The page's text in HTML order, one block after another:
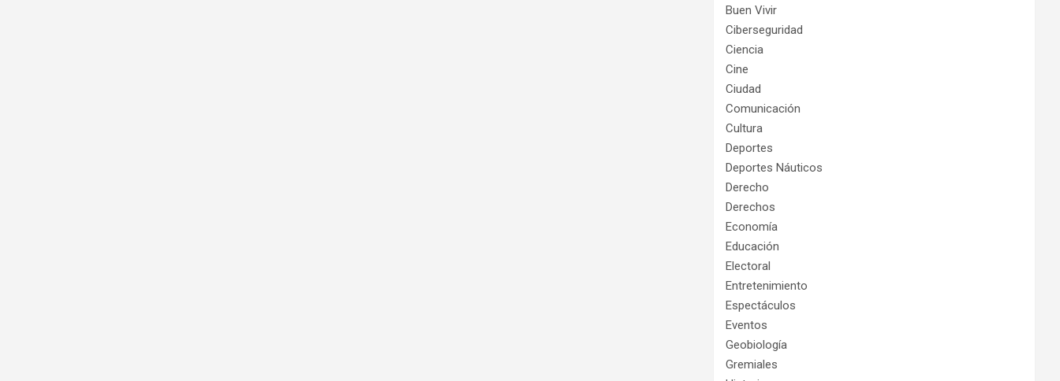
Buen Vivir
Ciberseguridad
Ciencia
Cine
Ciudad
Comunicación
Cultura
Deportes
Deportes Náuticos
Derecho
Derechos
Economía
Educación
Electoral
Entretenimiento
Espectáculos
Eventos
Geobiología
Gremiales